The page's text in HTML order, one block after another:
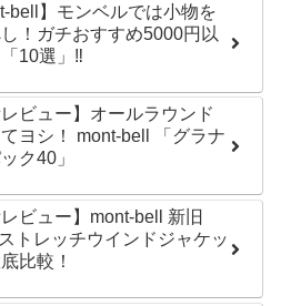
bell】モンベルでは小物を
！ガチおすすめ5000円以
10選」‼︎
レビュー】オールラウンド
ヨシ！ mont-bell 「グラナ
ク40」
レビュー】mont-bell 新旧
ストレッチウインドジャケッ
比較！